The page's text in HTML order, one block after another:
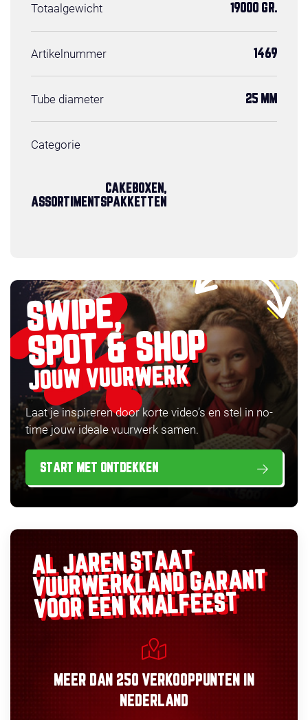
Totaalgewicht 19000 GR.
Artikelnummer 1469
Tube diameter 25 MM
Categorie
CAKEBOXEN,
ASSORTIMENTSPAKKETTEN
SWIPE,
SPOT & SHOP
JOUW VUURWERK
Laat je inspireren door korte video’s en stel in no-
time jouw ideale vuurwerk samen.
START MET ONTDEKKEN
AL JAREN STAAT
VUURWERKLANDGARANT
VOOR EEN KNALFEEST
MEER DAN 250 VERKOOPPUNTEN
IN
NEDERLAND